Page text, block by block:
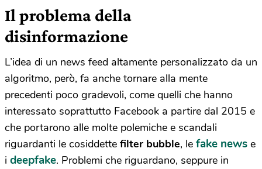
Il problema della
disinformazione
L’idea di un news feed altamente personalizzato da un
algoritmo, però, fa anche tornare alla mente
precedenti poco gradevoli, come quelli che hanno
interessato soprattutto Facebook a partire dal 2015 e
che portarono alle molte polemiche e scandali
riguardanti le cosiddette filter bubble, le fake news e
i deepfake. Problemi che riguardano, seppure in